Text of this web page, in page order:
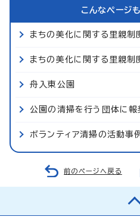
こんなページ
まちの美化に関する里親制
まちの美化に関する里親制
舟入東公園
公園の清掃を行う団体に報
ボランティア清掃の活動事
前のページへ戻る